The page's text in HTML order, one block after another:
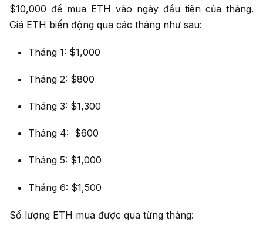
$10,000 để mua ETH vào ngày đầu tiên của tháng.
Giá ETH biến động qua các tháng như sau:
Tháng 1: $1,000
Tháng 2: $800
Tháng 3: $1,300
Tháng 4: $600
Tháng 5: $1,000
Tháng 6: $1,500
Số lượng ETH mua được qua từng tháng: